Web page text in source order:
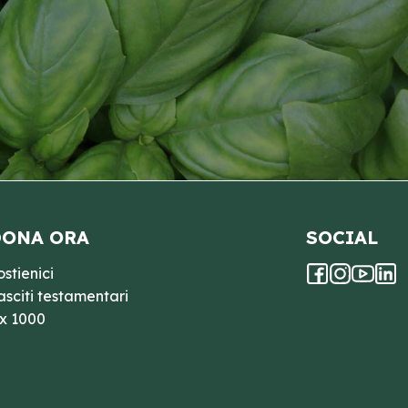
ORA
testamentari
1000
SOCIAL